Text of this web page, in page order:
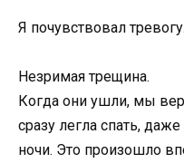
Я почувствовал тревогу.
Незримая трещина.
Когда они ушли, мы
сразу легла спать,
ночи. Это произошло